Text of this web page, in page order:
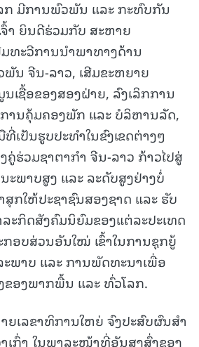
ກ ມີການພົວພັນ ແລະ ກະທົບກັນ
ຈົ້າ ຍິນດີຮ່ວມກັບ ສະຫາຍ
ທະວີການນໍາພາທາງດ້ານ
ນ ຈີນ-ລາວ, ເສີມຂະຫຍາຍ
ເຊື້ອຂອງສອງຝ່າຍ, ລົງເລິກການ
ານຄຸ້ມຄອງພັກ ແລະ ບໍລິຫານລັດ,
ເປັນຮູບປະທໍາໃນຂົງເຂດຕ່າງໆ
ຮ່ວມຊາຕາກຳ ຈີນ-ລາວ ກ້າວໄປສູ່
ະພາບສູງ ແລະ ລະດັບສູງຢ່າງບໍ່
ກໃຫ້ປະຊາຊົນສອງຊາດ ແລະ ຮັບ
ະກິດສັງຄົມນິຍົມຂອງແຕ່ລະປະເທດ
ກອບສ່ວນອັນໃໝ່ ເຂົ້າໃນການຊຸກຍູ້
ພາບ ແລະ ການພັດທະນາເພື່ອ
ຂອງພາກພື້ນ ແລະ ທົ່ວໂລກ.
ເລຂາທິການໃຫຍ່ ຈົງປະສົບຜົນສໍາ
ເກົ່າ ໃນພາລະໜ້າທີ່ອັນສູງສົ່ງຂອງ